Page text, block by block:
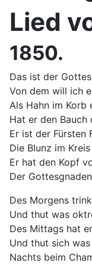
Lied
1850.
Das ist der
Von dem will ich
Als Hahn im Korb
Hat er den Bauch
Er ist der Fürsten
Die Blunz im
Er hat den Kopf
Der
Des Morgens
Und thut was
Des Mittags hat
Und thut sich
Nachts beim